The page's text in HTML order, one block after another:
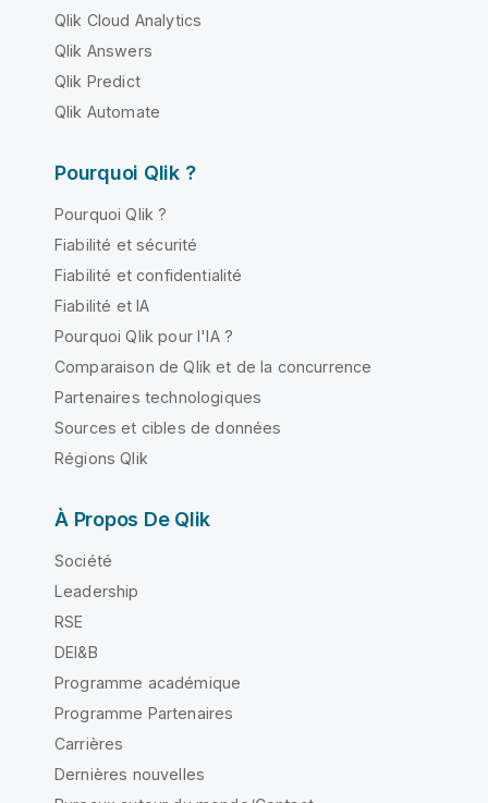
Qlik Cloud Analytics
Qlik Answers
Qlik Predict
Qlik Automate
Pourquoi Qlik ?
Pourquoi Qlik ?
Fiabilité et sécurité
Fiabilité et confidentialité
Fiabilité et IA
Pourquoi Qlik pour l'IA ?
Comparaison de Qlik et de la concurrence
Partenaires technologiques
Sources et cibles de données
Régions Qlik
À Propos De Qlik
Société
Leadership
RSE
DEI&B
Programme académique
Programme Partenaires
Carrières
Dernières nouvelles